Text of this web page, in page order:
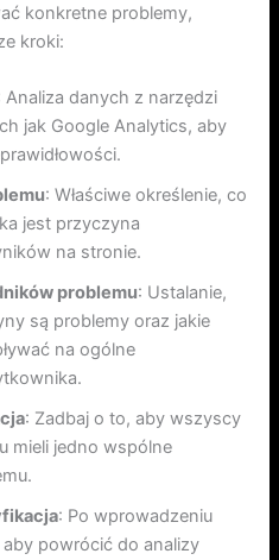
konkretne problemy,
kroki:
Analiza danych z narzędzi
jak Google Analytics, aby
: Właściwe określenie, co
jest przyczyna
na stronie.
problemu: Ustalanie,
są problemy oraz jakie
na ogólne
: Zadbaj o to, aby wszyscy
mieli jedno wspólne
: Po wprowadzeniu
powrócić do analizy